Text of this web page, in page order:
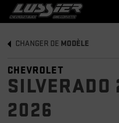
CHANGER DE MODÈLE
CHEVROLET
SILVERADO
2026